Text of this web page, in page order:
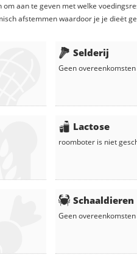
aan te geven met welke
afstemmen waardoor je je dieët
Selderij
Geen
Lactose
roomboter is niet
Schaaldieren
Geen